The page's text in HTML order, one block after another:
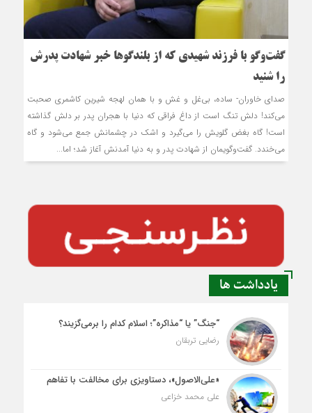
گفت‌وگو با فرزند شهیدی که از بلندگوها خبر شهادت پدرش
را شنید
صدای خاوران- ساده، بی‌غل و غش و با همان لهجه شیرین کاشمری صحبت
می‌کند! دلش تنگ است از داغ فراقی که دنیا با هجران پدر بر دلش گذاشته
است! گاه بغض گلویش را می‌گیرد و اشک در چشمانش جمع می‌شود و گاه
می‌خندد. گفت‌وگوی‏مان از شهادت پدر و به دنیا آمدنش آغاز شد؛ اما...
یادداشت ها
“جنگ” یا “مذاکره”؛ اسلام کدام را برمی‌گزیند؟
رضایی تربقان
«علی‌الاصول»، دستاویزی برای مخالفت با تفاهم
علی محمد خزاعی